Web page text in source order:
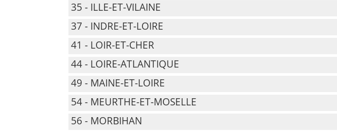
35 - ILLE-ET-VILAINE
37 - INDRE-ET-LOIRE
41 - LOIR-ET-CHER
44 - LOIRE-ATLANTIQUE
49 - MAINE-ET-LOIRE
54 - MEURTHE-ET-MOSELLE
56 - MORBIHAN